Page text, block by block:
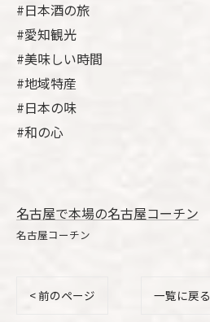
#日本酒の旅
#愛知観光
#美味しい時間
#地域特産
#日本の味
#和の心
名古屋で本場の名古屋コーチン
名古屋コーチン
< 前のページ 一覧に戻る